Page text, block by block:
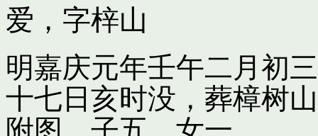
爱，字梓山
明嘉庆元年壬午二月初
十七日亥时没，葬樟树